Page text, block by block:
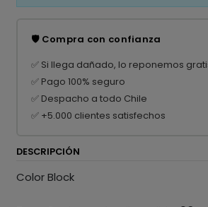
🛡️ Compra con confianza
✅ Si llega dañado, lo reponemos
✅ Pago 100% seguro
✅ Despacho a todo Chile
✅ +5.000 clientes satisfechos
DESCRIPCIÓN
Color Block